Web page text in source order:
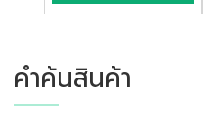
คำค้นสินค้า